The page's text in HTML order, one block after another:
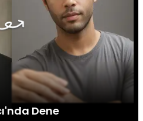
Dene